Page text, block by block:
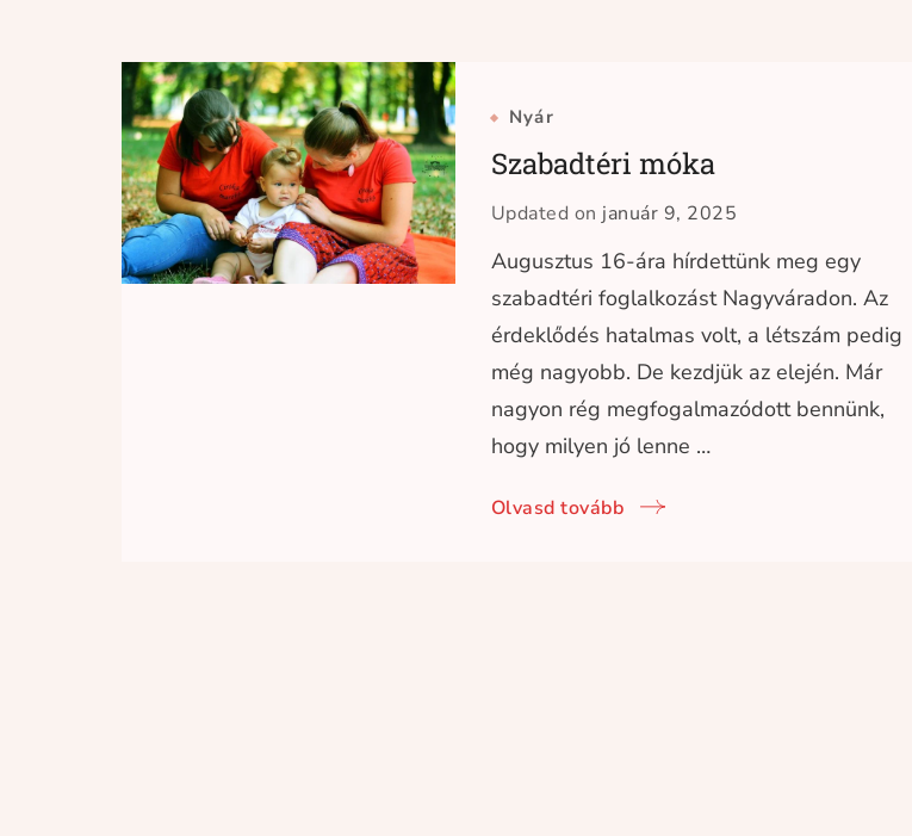
Nyár
Szabadtéri móka
Updated on január 9, 2025
Augusztus 16-ára hírdettünk meg egy
szabadtéri foglalkozást Nagyváradon. Az
érdeklődés hatalmas volt, a létszám pedig
még nagyobb. De kezdjük az elején. Már
nagyon rég megfogalmazódott bennünk,
hogy milyen jó lenne …
Olvasd tovább